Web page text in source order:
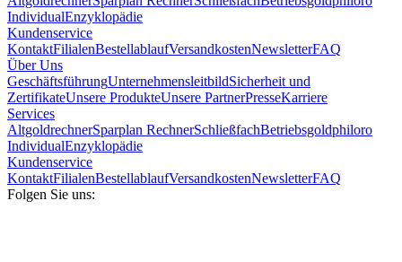
IndividualEnzyklopädie
Kundenservice
KontaktFilialenBestellablaufVersandkostenNewsletterFAQ
Über Uns
GeschäftsführungUnternehmensleitbildSicherheit und
ZertifikateUnsere ProdukteUnsere PartnerPresseKarriere
Services
AltgoldrechnerSparplan RechnerSchließfachBetriebsgoldphiloro
IndividualEnzyklopädie
Kundenservice
KontaktFilialenBestellablaufVersandkostenNewsletterFAQ
Folgen Sie uns: